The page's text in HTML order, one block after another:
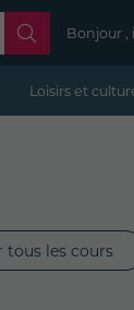
Bonjour
Loisirs et
tous les cours